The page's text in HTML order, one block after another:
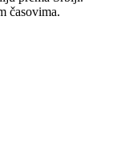
časovima.